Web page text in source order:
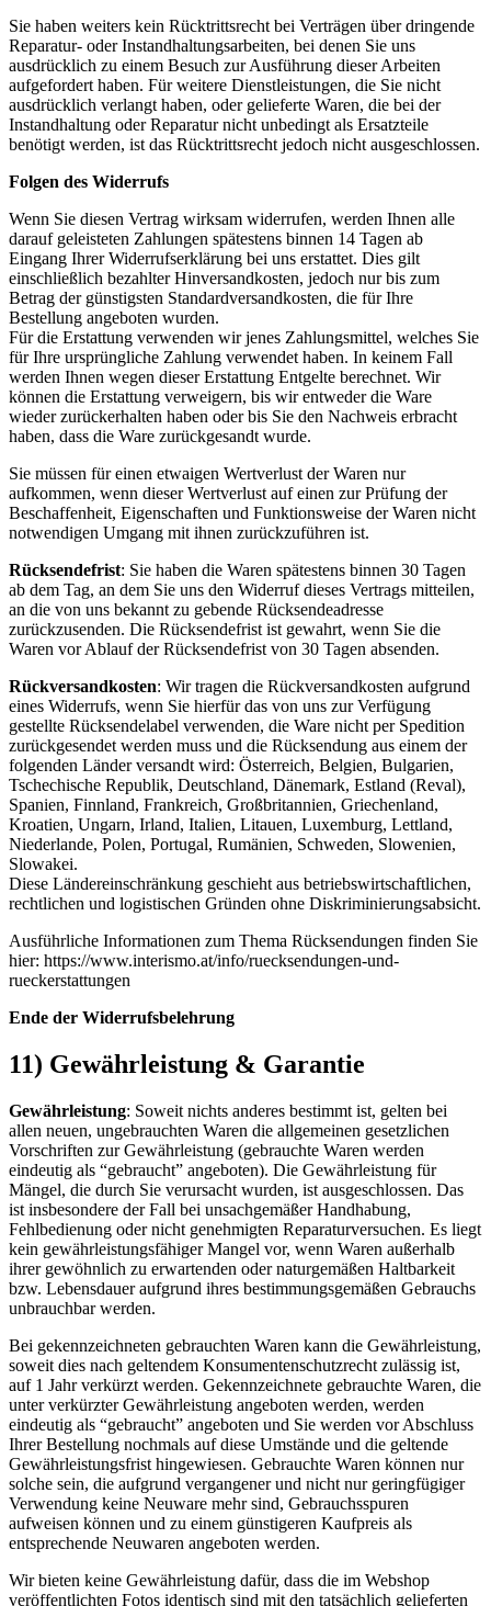
Sie haben weiters kein Rücktrittsrecht bei Verträgen über dringende
Reparatur- oder Instandhaltungsarbeiten, bei denen Sie uns
ausdrücklich zu einem Besuch zur Ausführung dieser Arbeiten
aufgefordert haben. Für weitere Dienstleistungen, die Sie nicht
ausdrücklich verlangt haben, oder gelieferte Waren, die bei der
Instandhaltung oder Reparatur nicht unbedingt als Ersatzteile
benötigt werden, ist das Rücktrittsrecht jedoch nicht ausgeschlossen.
Folgen des Widerrufs
Wenn Sie diesen Vertrag wirksam widerrufen, werden Ihnen alle
darauf geleisteten Zahlungen spätestens binnen 14 Tagen ab
Eingang Ihrer Widerrufserklärung bei uns erstattet. Dies gilt
einschließlich bezahlter Hinversandkosten, jedoch nur bis zum
Betrag der günstigsten Standardversandkosten, die für Ihre
Bestellung angeboten wurden.
Für die Erstattung verwenden wir jenes Zahlungsmittel, welches Sie
für Ihre ursprüngliche Zahlung verwendet haben. In keinem Fall
werden Ihnen wegen dieser Erstattung Entgelte berechnet. Wir
können die Erstattung verweigern, bis wir entweder die Ware
wieder zurückerhalten haben oder bis Sie den Nachweis erbracht
haben, dass die Ware zurückgesandt wurde.
Sie müssen für einen etwaigen Wertverlust der Waren nur
aufkommen, wenn dieser Wertverlust auf einen zur Prüfung der
Beschaffenheit, Eigenschaften und Funktionsweise der Waren nicht
notwendigen Umgang mit ihnen zurückzuführen ist.
Rücksendefrist: Sie haben die Waren spätestens binnen 30 Tagen
ab dem Tag, an dem Sie uns den Widerruf dieses Vertrags mitteilen,
an die von uns bekannt zu gebende Rücksendeadresse
zurückzusenden. Die Rücksendefrist ist gewahrt, wenn Sie die
Waren vor Ablauf der Rücksendefrist von 30 Tagen absenden.
Rückversandkosten: Wir tragen die Rückversandkosten aufgrund
eines Widerrufs, wenn Sie hierfür das von uns zur Verfügung
gestellte Rücksendelabel verwenden, die Ware nicht per Spedition
zurückgesendet werden muss und die Rücksendung aus einem der
folgenden Länder versandt wird: Österreich, Belgien, Bulgarien,
Tschechische Republik, Deutschland, Dänemark, Estland (Reval),
Spanien, Finnland, Frankreich, Großbritannien, Griechenland,
Kroatien, Ungarn, Irland, Italien, Litauen, Luxemburg, Lettland,
Niederlande, Polen, Portugal, Rumänien, Schweden, Slowenien,
Slowakei.
Diese Ländereinschränkung geschieht aus betriebswirtschaftlichen,
rechtlichen und logistischen Gründen ohne Diskriminierungsabsicht.
Ausführliche Informationen zum Thema Rücksendungen finden Sie
hier: https://www.interismo.at/info/ruecksendungen-und-
rueckerstattungen
Ende der Widerrufsbelehrung
11) Gewährleistung & Garantie
Gewährleistung: Soweit nichts anderes bestimmt ist, gelten bei
allen neuen, ungebrauchten Waren die allgemeinen gesetzlichen
Vorschriften zur Gewährleistung (gebrauchte Waren werden
eindeutig als “gebraucht” angeboten). Die Gewährleistung für
Mängel, die durch Sie verursacht wurden, ist ausgeschlossen. Das
ist insbesondere der Fall bei unsachgemäßer Handhabung,
Fehlbedienung oder nicht genehmigten Reparaturversuchen. Es liegt
kein gewährleistungsfähiger Mangel vor, wenn Waren außerhalb
ihrer gewöhnlich zu erwartenden oder naturgemäßen Haltbarkeit
bzw. Lebensdauer aufgrund ihres bestimmungsgemäßen Gebrauchs
unbrauchbar werden.
Bei gekennzeichneten gebrauchten Waren kann die Gewährleistung,
soweit dies nach geltendem Konsumentenschutzrecht zulässig ist,
auf 1 Jahr verkürzt werden. Gekennzeichnete gebrauchte Waren, die
unter verkürzter Gewährleistung angeboten werden, werden
eindeutig als “gebraucht” angeboten und Sie werden vor Abschluss
Ihrer Bestellung nochmals auf diese Umstände und die geltende
Gewährleistungsfrist hingewiesen. Gebrauchte Waren können nur
solche sein, die aufgrund vergangener und nicht nur geringfügiger
Verwendung keine Neuware mehr sind, Gebrauchsspuren
aufweisen können und zu einem günstigeren Kaufpreis als
entsprechende Neuwaren angeboten werden.
Wir bieten keine Gewährleistung dafür, dass die im Webshop
veröffentlichten Fotos identisch sind mit den tatsächlich gelieferten